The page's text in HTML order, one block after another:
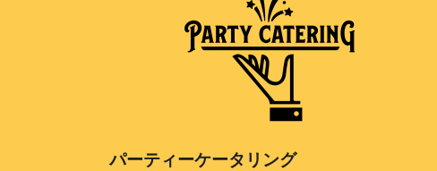
パーティーケータリング